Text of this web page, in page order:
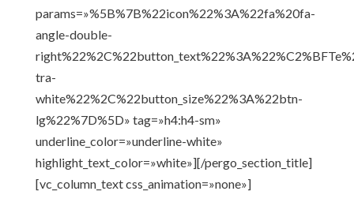
params=»%5B%7B%22icon%22%3A%22fa%20fa-
angle-double-
tra-
white%22%2C%22button_size%22%3A%22btn-
lg%22%7D%5D» tag=»h4:h4-sm»
underline_color=»underline-white»
highlight_text_color=»white»][/pergo_section_title]
[vc_column_text css_animation=»none»]